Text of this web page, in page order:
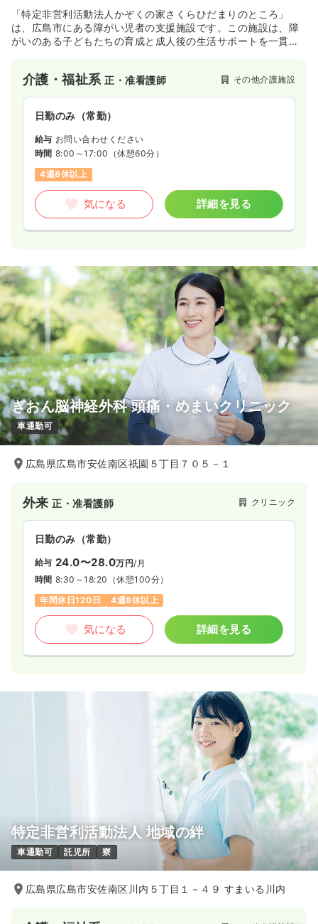
「特定非営利活動法人かぞくの家さくらひだまりのところ」
は、広島市にある障がい児者の支援施設です。この施設は、障
がいのある子どもたちの育成と成人後の生活サポートを一貫し
し、自由で楽しい環境作りを心がけております。
介護・福祉系正・准看護師 その他介護施設
日勤のみ（常勤）
給与 お問い合わせください
時間 8:00～17:00 （休憩60分）
4週8休以上
気になる 詳細を見る
ぎおん脳神経外科 頭痛・めまいクリニック
車通勤可
広島県広島市安佐南区祇園５丁目７０５－１
外来正・准看護師 クリニック
日勤のみ（常勤）
給与 24.0〜28.0万円/月
時間 8:30～18:20 （休憩100分）
年間休日120日
4週8休以上
気になる 詳細を見る
特定非営利活動法人 地域の絆
車通勤可 託児所 寮
広島県広島市安佐南区川内５丁目１－４９ すまいる川内